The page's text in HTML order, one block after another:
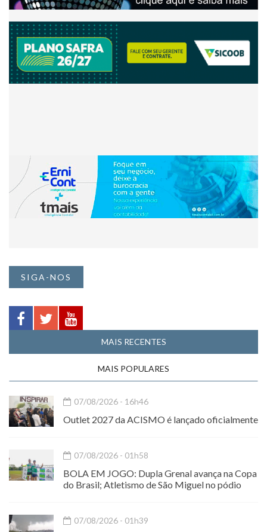
SIGA-NOS
MAIS RECENTES
MAIS POPULARES
07/08/2026 - 16h46
Outlet 2027 da ACISMO é lançado oficialmente
07/08/2026 - 01h58
BOLA EM JOGO: Dupla Grenal avança na Copa
do Brasil; Atletismo de São Miguel no pódio
07/08/2026 - 01h39